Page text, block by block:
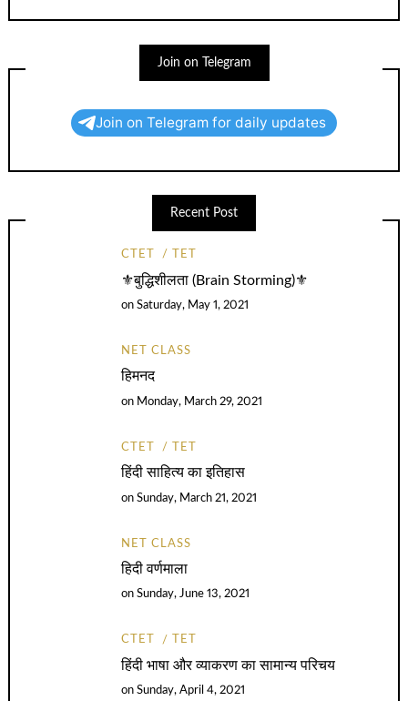
Join on Telegram
Join on Telegram for daily updates
Recent Post
CTET TET
⚜️बुद्धिशीलता (Brain Storming)⚜️
onSaturday, May 1, 2021
NET CLASS
हिमनद
on Monday, March 29, 2021
CTET TET
हिंदी साहित्य का इतिहास
onSunday, March 21, 2021
NET CLASS
हिदी वर्णमाला
onSunday, June 13, 2021
CTET TET
हिंदी भाषा और व्याकरण का सामान्य परिचय
onSunday, April 4, 2021